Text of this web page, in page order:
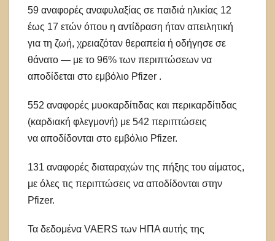
59 αναφορές αναφυλαξίας σε παιδιά ηλικίας 12
έως 17 ετών όπου η αντίδραση ήταν απειλητική
για τη ζωή, χρειαζόταν θεραπεία ή οδήγησε σε
θάνατο — με το 96% των περιπτώσεων να
αποδίδεται στο εμβόλιο Pfizer .
552 αναφορές μυοκαρδίτιδας και περικαρδίτιδας
(καρδιακή φλεγμονή) με 542 περιπτώσεις
να αποδίδονται στο εμβόλιο Pfizer.
131 αναφορές διαταραχών της πήξης του αίματος,
με όλες τις περιπτώσεις να αποδίδονται στην
Pfizer.
Τα δεδομένα VAERS των ΗΠΑ αυτής της